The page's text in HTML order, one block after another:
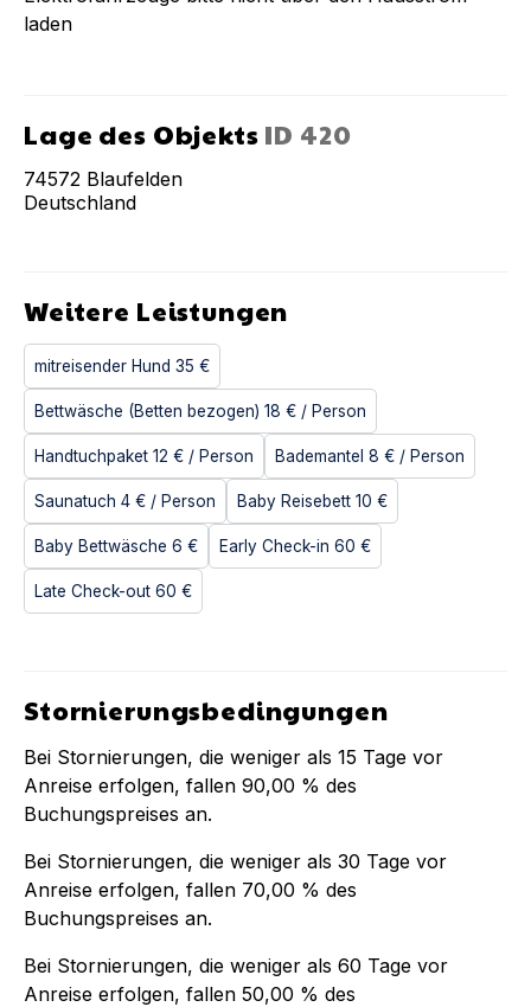
laden
Lage des Objekts ID 420
74572 Blaufelden
Deutschland
Weitere Leistungen
mitreisender Hund 35 €
Bettwäsche (Betten bezogen) 18 € / Person
Handtuchpaket 12 € / Person Bademantel 8 € / Person
Saunatuch 4 € / Person Baby Reisebett 10 €
Baby Bettwäsche 6 € Early Check-in 60 €
Late Check-out 60 €
Stornierungsbedingungen
Bei Stornierungen, die weniger als 15 Tage vor
Anreise erfolgen, fallen 90,00 % des
Buchungspreises an.
Bei Stornierungen, die weniger als 30 Tage vor
Anreise erfolgen, fallen 70,00 % des
Buchungspreises an.
Bei Stornierungen, die weniger als 60 Tage vor
Anreise erfolgen, fallen 50,00 % des